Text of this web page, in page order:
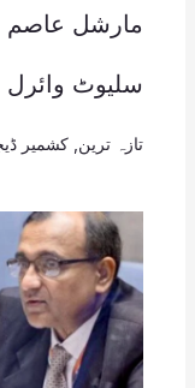
مارشل عاصم
سلیوٹ وائرل
تازہ ترین کشمیر